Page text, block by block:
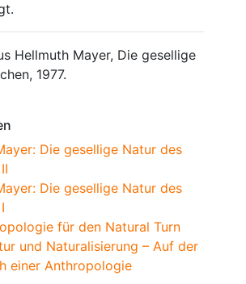
Hellmuth Mayer, Die gesellige
1977.
Die gesellige Natur des
Die gesellige Natur des
für den Natural Turn
und Naturalisierung – Auf der
einer Anthropologie